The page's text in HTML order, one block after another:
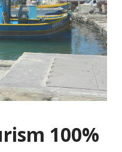
100%